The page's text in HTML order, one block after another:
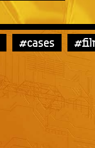
#cases